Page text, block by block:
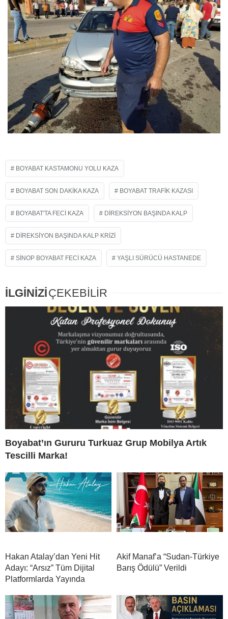
BOYABAT KASTAMONU YOLU KAZA
BOYABAT SON DAKIKA KAZA BOYABAT TRAFIK KAZASI
BOYABAT'TA FECI KAZA DIREKSIYON BAŞINDA KALP
DIREKSIYON BAŞINDA KALP KRIZI
SINOP BOYABAT FECI KAZA YAŞLI SÜRÜCÜ HASTANEDE
İLGİNİZİÇEKEBİLİR
Boyabat’ın Gururu Turkuaz Grup Mobilya Artık
Tescilli Marka!
Hakan Atalay’dan Yeni Hit
Adayı: “Arsız” Tüm Dijital
Platformlarda Yayında
Akif Manaf’a “Sudan-Türkiye
Barış Ödülü” Verildi